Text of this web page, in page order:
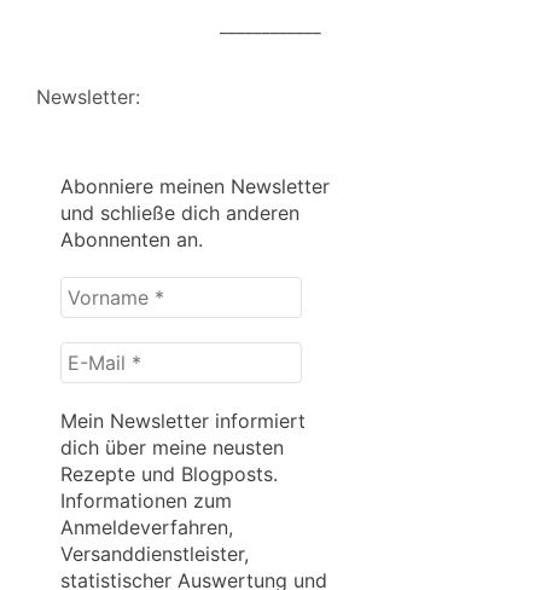
Newsletter:
Abonniere meinen Newsletter
und schließe dich anderen
Abonnenten an.
Vorname
*
E-
Mail
Mein Newsletter informiert
dich über meine neusten
Rezepte und Blogposts.
Informationen zum
Anmeldeverfahren,
Versanddienstleister,
statistischer Auswertung und